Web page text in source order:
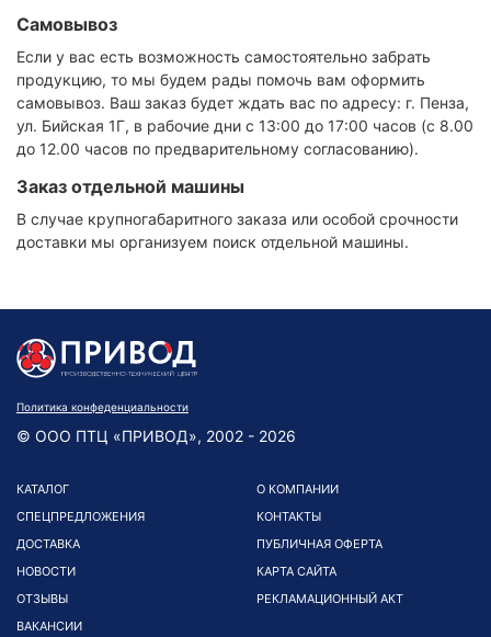
Самовывоз
Если у вас есть возможность самостоятельно забрать
продукцию, то мы будем рады помочь вам оформить
самовывоз. Ваш заказ будет ждать вас по адресу: г. Пенза,
ул. Бийская 1Г, в рабочие дни с 13:00 до 17:00 часов (с 8.00
до 12.00 часов по предварительному согласованию).
Заказ отдельной машины
В случае крупногабаритного заказа или особой срочности
доставки мы организуем поиск отдельной машины.
Политика конфеденциальности
© ООО ПТЦ «ПРИВОД», 2002 - 2026
КАТАЛОГ
СПЕЦПРЕДЛОЖЕНИЯ
ДОСТАВКА
НОВОСТИ
ОТЗЫВЫ
ВАКАНСИИ
О КОМПАНИИ
КОНТАКТЫ
ПУБЛИЧНАЯ ОФЕРТА
КАРТА САЙТА
РЕКЛАМАЦИОННЫЙ АКТ